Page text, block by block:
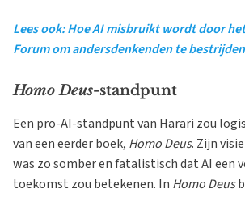
Lees ook: Hoe AI misbruikt wordt door
Forum om andersdenkenden te bestrijden
Homo Deus-standpunt
Een pro-AI-standpunt van Harari zou
van een eerder boek, Homo Deus. Zijn
was zo somber en fatalistisch dat AI een
toekomst zou betekenen. In Homo Deus